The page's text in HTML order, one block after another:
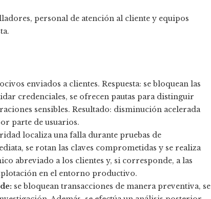
personal de atención al cliente y equipos
enviados a clientes. Respuesta: se bloquean las
credenciales, se ofrecen pautas para distinguir
sensibles. Resultado: disminución acelerada
parte de usuarios.
localiza una falla durante pruebas de
se rotan las claves comprometidas y se realiza
abreviado a los clientes y, si corresponde, a las
en el entorno productivo.
se bloquean transacciones de manera preventiva, se